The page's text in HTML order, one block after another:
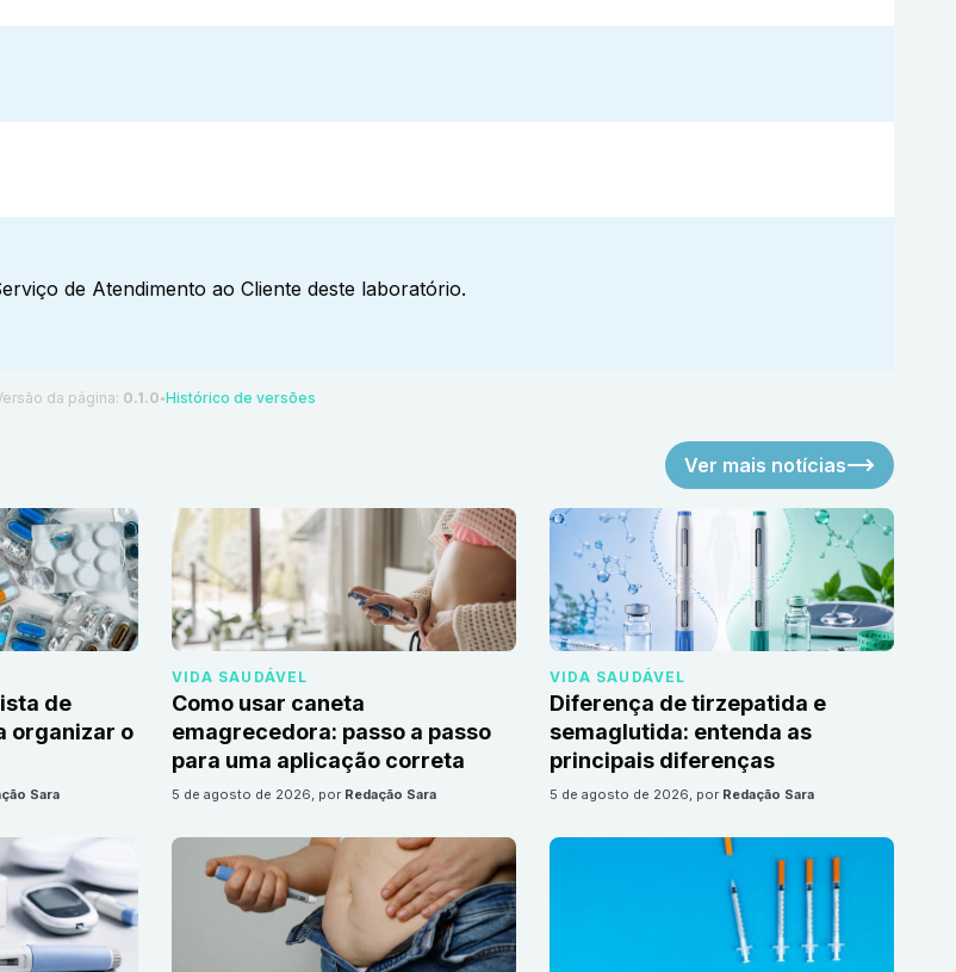
de Atendimento ao Cliente deste laboratório.
da página: 0.1.0 ●Histórico de versões
Ver mais notícias
de
organizar o
Sara
VIDA SAUDÁVEL
Como usar caneta
emagrecedora: passo a passo
para uma aplicação correta
5 de agosto de 2026, por Redação Sara
VIDA SAUDÁVEL
Diferença de tirzepatida e
semaglutida: entenda as
principais diferenças
5 de agosto de 2026, por Redação Sara